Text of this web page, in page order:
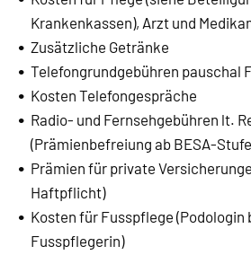
Krankenkassen), Arzt und
Zusätzliche Getränke
Telefongrundgebühren pauschal
Kosten Telefongespräche
Radio- und Fernsehgebühren lt.
(Prämienbefreiung ab BESA-
Prämien für private
Haftpflicht)
Kosten für Fusspflege (Podologin
Fusspflegerin)